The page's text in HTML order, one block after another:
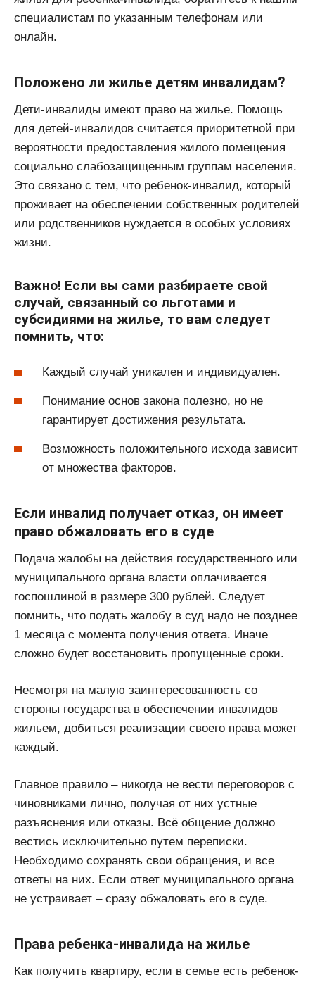
специалистам по указанным телефонам или
онлайн.
Положено ли жилье детям инвалидам?
Дети-инвалиды имеют право на жилье. Помощь
для детей-инвалидов считается приоритетной при
вероятности предоставления жилого помещения
социально слабозащищенным группам населения.
Это связано с тем, что ребенок-инвалид, который
проживает на обеспечении собственных родителей
или родственников нуждается в особых условиях
жизни.
Важно! Если вы сами разбираете свой
случай, связанный со льготами и
субсидиями на жилье, то вам следует
помнить, что:
Каждый случай уникален и индивидуален.
Понимание основ закона полезно, но не
гарантирует достижения результата.
Возможность положительного исхода зависит
от множества факторов.
Если инвалид получает отказ, он имеет
право обжаловать его в суде
Подача жалобы на действия государственного или
муниципального органа власти оплачивается
госпошлиной в размере 300 рублей. Следует
помнить, что подать жалобу в суд надо не позднее
1 месяца с момента получения ответа. Иначе
сложно будет восстановить пропущенные сроки.
Несмотря на малую заинтересованность со
стороны государства в обеспечении инвалидов
жильем, добиться реализации своего права может
каждый.
Главное правило – никогда не вести переговоров с
чиновниками лично, получая от них устные
разъяснения или отказы. Всё общение должно
вестись исключительно путем переписки.
Необходимо сохранять свои обращения, и все
ответы на них. Если ответ муниципального органа
не устраивает – сразу обжаловать его в суде.
Права ребенка-инвалида на жилье
Как получить квартиру, если в семье есть ребенок-